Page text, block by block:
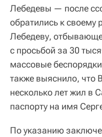
Лебедевы — после
обратились к своему
Лебедеву,
с просьбой за 30
массовые
также выяснило, что
несколько лет жил в
паспорту на имя
По указанию